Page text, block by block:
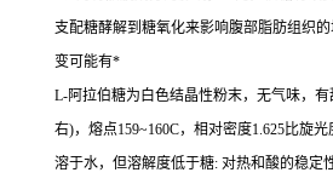
支配糖酵解到糖氧化来影响腹部脂肪组织
变可能有*
L-阿拉伯糖为白色结晶性粉末，无气味，
右)，熔点159~160C，相对密度1.625比旋光
溶于水，但溶解度低于糖: 对热和酸的稳定